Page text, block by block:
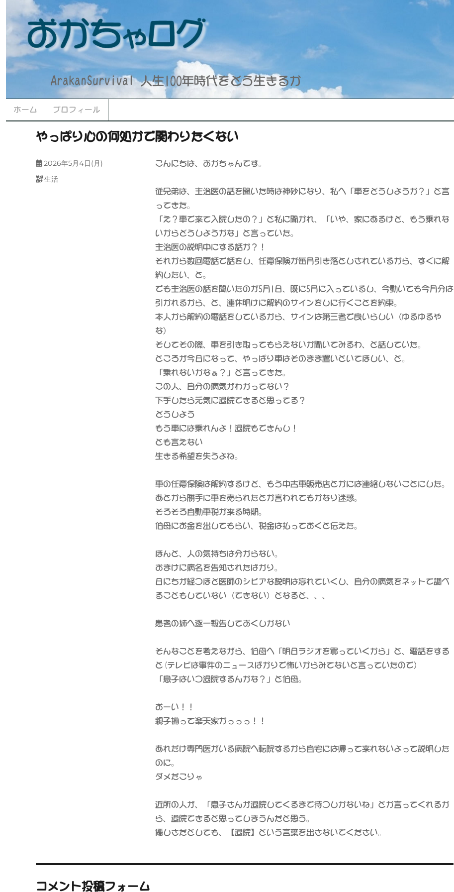
ArakanSurvival 人生100年時代をどう生きるか
ホーム プロフィール
やっぱり心の何処かで関わりたくない
こんにちは、おかちゃんです。
従兄弟は、主治医の話を聞いた時は神妙になり、私へ「車をどうしようか？」と言
ってきた。
「え？車で来て入院したの？」と私に聞かれ、「いや、家にあるけど、もう乗れな
いからどうしようかな」と言っていた。
主治医の説明中にする話か？！
それから数回電話で話をし、任意保険が毎月引き落としされているから、すぐに解
約したい、と。
でも主治医の話を聞いたのが5月1日、既に5月に入っているし、今動いても今月分は
引かれるから、と、連休明けに解約のサインをしに行くことを約束。
本人から解約の電話をしているから、サインは第三者で良いらしい（ゆるゆるや
な）
そしてその際、車を引き取ってもらえないか聞いてみるわ、と話していた。
ところが今日になって、やっぱり車はそのまま置いといてほしい、と。
「乗れないかなぁ？」と言ってきた。
この人、自分の病気がわかってない？
下手したら元気に退院できると思ってる？
どうしよう
もう車には乗れんよ！退院もできんし！
とも言えない
生きる希望を失うよね。
車の任意保険は解約するけど、もう中古車販売店とかには連絡しないことにした。
あとから勝手に車を売られたとか言われてもかなり迷惑。
そろそろ自動車税が来る時期。
伯母にお金を出してもらい、税金は払っておくと伝えた。
ほんと、人の気持ちは分からない。
おまけに病名を告知されたばかり。
日にちが経つほど医師のシビアな説明は忘れていくし、自分の病気をネットで調べ
ることもしていない（できない）となると、、、
患者の姉へ逐一報告しておくしかない
そんなことを考えながら、伯母へ「明日ラジオを買っていくから」と、電話をする
と(テレビは事件のニュースばかりで怖いからみてないと言っていたので）
「息子はいつ退院するんかな？」と伯母。
おーい！！
親子揃って楽天家かっっっ！！
あれだけ専門医がいる病院へ転院するから自宅には帰って来れないよって説明した
のに。
ダメだこりゃ
近所の人が、「息子さんが退院してくるまで待つしかないね」とか言ってくれるか
ら、退院できると思ってしまうんだと思う。
優しさだとしても、【退院】という言葉を出さないでください。
投
稿
日:
2026年5月4日(月)
カ
生活
コメント投稿フォーム